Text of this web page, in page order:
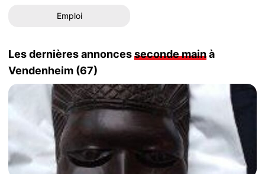
Emploi
Les dernières annoncesseconde mainà
Vendenheim (67)